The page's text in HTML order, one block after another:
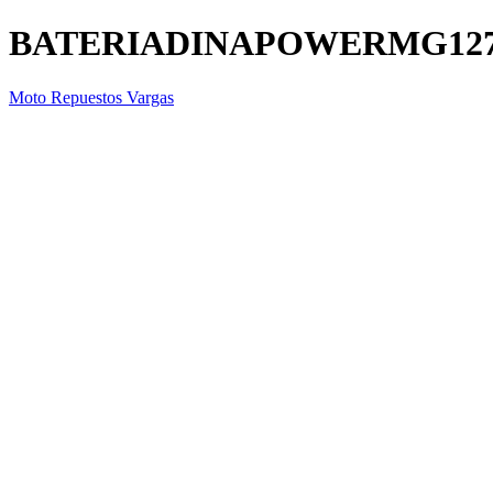
Moto Repuestos Vargas